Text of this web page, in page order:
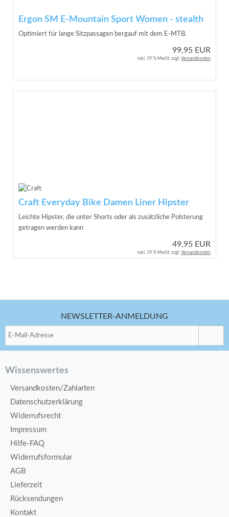
Ergon SM E-Mountain Sport Women - stealth
Optimiert für lange Sitzpassagen bergauf mit dem E-MTB.
99,95 EUR
inkl. 19 % MwSt. zzgl. Versandkosten
Craft Everyday Bike Damen Liner Hipster
Leichte Hipster, die unter Shorts oder als zusätzliche Polsterung
getragen werden kann
49,95 EUR
inkl. 19 % MwSt. zzgl. Versandkosten
NEWSLETTER-ANMELDUNG
Wissenswertes
Versandkosten/Zahlarten
Datenschutzerklärung
Widerrufsrecht
Impressum
Hilfe-FAQ
Widerrufsformular
AGB
Lieferzeit
Rücksendungen
Kontakt